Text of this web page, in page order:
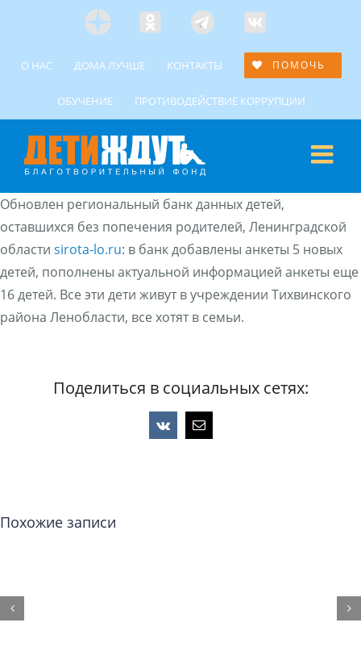
ЯндексОдноклассники
Telegramm
Custom
О НАС ДОМА ЛУЧШЕ КОНТАКТЫ ПОМОЧЬ
ОБУЧЕНИЕ ПРОТИВОДЕЙСТВИЕ КОРРУПЦИИ
Обновлен региональный банк данных детей,
оставшихся без попечения родителей, Ленинградской
области sirota-lo.ru: в банк добавлены анкеты 5 новых
детей, пополнены актуальной информацией анкеты еще
16 детей. Все эти дети живут в учреждении Тихвинского
района Ленобласти, все хотят в семьи.
Поделиться в социальных сетях:
Vk Email
Похожие записи